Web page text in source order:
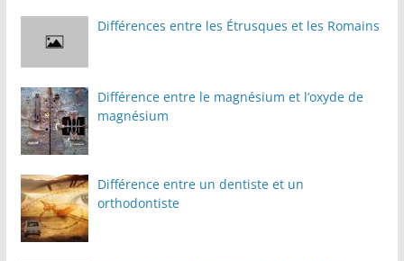
Différences entre les Étrusques et les Romains
Différence entre le magnésium et l’oxyde de
magnésium
Différence entre un dentiste et un
orthodontiste